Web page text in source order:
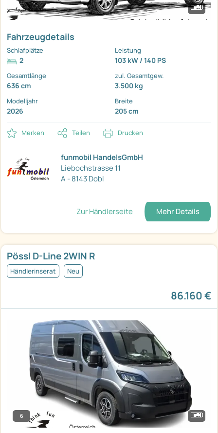
Fahrzeugdetails
Schlafplätze
2
Leistung
103 kW / 140 PS
Gesamtlänge
636 cm
zul. Gesamtgew.
3.500 kg
Modelljahr
2026
Breite
205 cm
Merken Teilen Drucken
funmobil HandelsGmbH
Liebochstrasse 11
A - 8143 Dobl
Zur Händlerseite Mehr Details
Pössl D-Line 2WIN R
Händlerinserat Neu
86.160 €
6